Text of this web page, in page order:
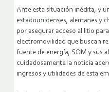
Ante esta situación inédita, y
estadounidenses, alemanes y
por asegurar acceso al litio
electromovilidad que buscan
fuente de energía, SQM y sus
cuidadosamente la noticia
ingresos y utilidades de esta